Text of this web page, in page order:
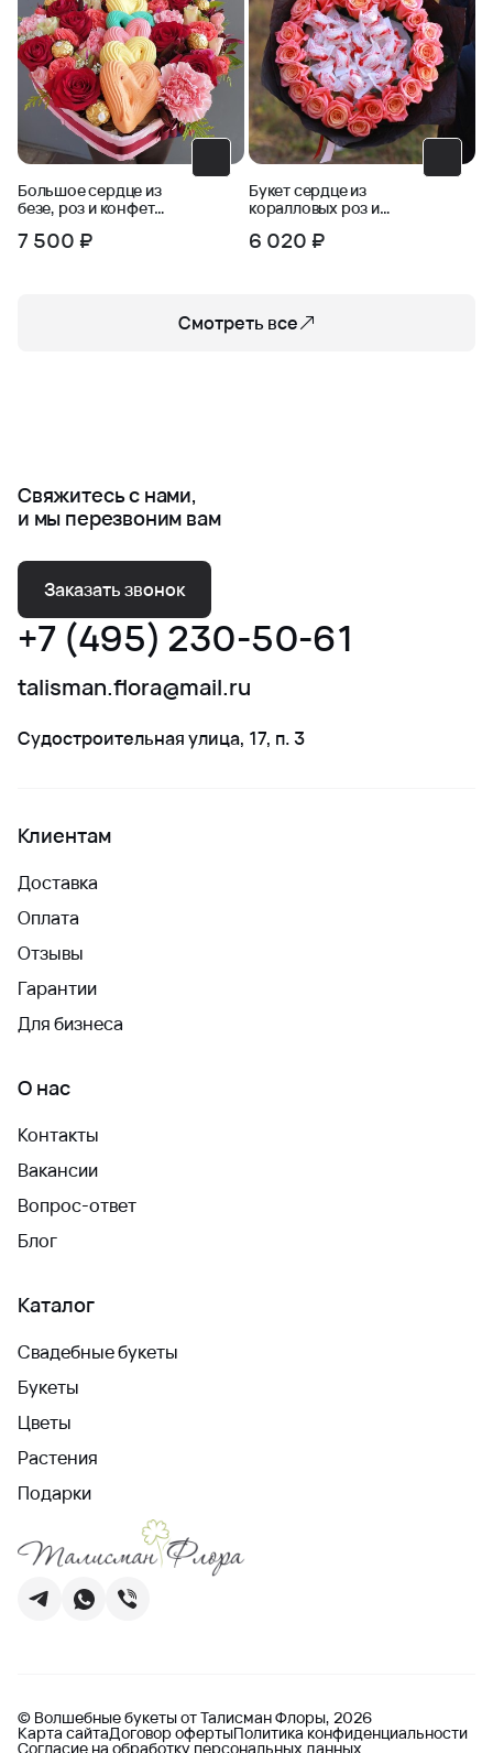
Большое сердце из
безе, роз и конфет
7 500 ₽
Букет сердце из
коралловых роз и
6 020 ₽
Смотреть все
Свяжитесь с нами,
и мы перезвоним вам
Заказать звонок
+7 (495) 230-50-61
talisman.flora@mail.ru
Судостроительная улица, 17, п. 3
Клиентам
Доставка
Оплата
Отзывы
Гарантии
Для бизнеса
О нас
Контакты
Вакансии
Вопрос-ответ
Блог
Каталог
Свадебные букеты
Букеты
Цветы
Растения
Подарки
© Волшебные букеты от Талисман Флоры, 2026
Карта сайтаДоговор офертыПолитика конфиденциальности
Согласие на обработку персональных данных